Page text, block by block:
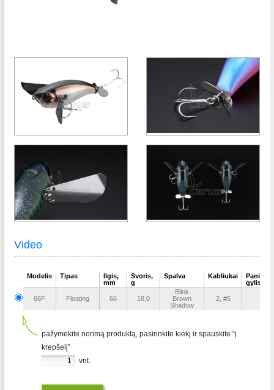
Video
Modelis Tipas
Ilgis,
mm
Svoris,
g
Spalva Kabliukai
Panirimo
gylis, m
66F Floating 66 18,0
Blink
Brown
Shadow
2, #5 -
pažymėkite norimą produktą, pasirinkite kiekį ir spauskite “į
krepšelį”
vnt.